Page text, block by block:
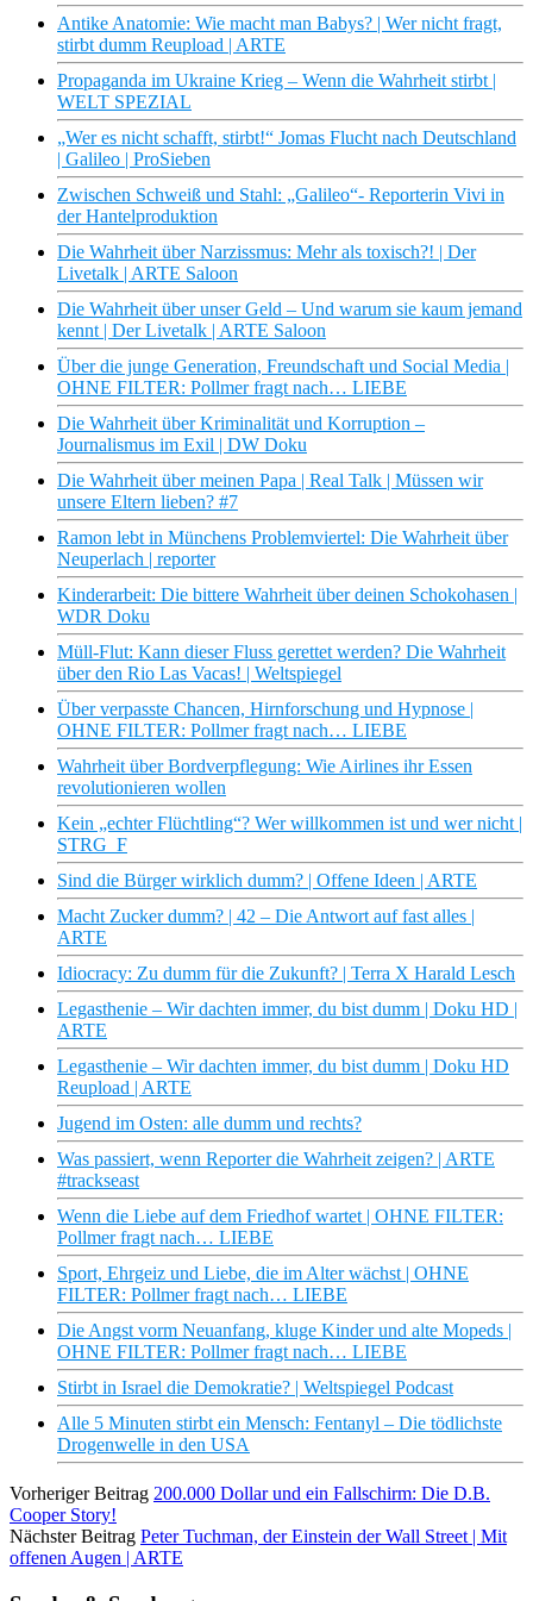
Antike Anatomie: Wie macht man Babys? | Wer nicht fragt,
stirbt dumm Reupload | ARTE
Propaganda im Ukraine Krieg – Wenn die Wahrheit stirbt |
WELT SPEZIAL
„Wer es nicht schafft, stirbt!“ Jomas Flucht nach Deutschland
| Galileo | ProSieben
Zwischen Schweiß und Stahl: „Galileo“- Reporterin Vivi in
der Hantelproduktion
Die Wahrheit über Narzissmus: Mehr als toxisch?! | Der
Livetalk | ARTE Saloon
Die Wahrheit über unser Geld – Und warum sie kaum jemand
kennt | Der Livetalk | ARTE Saloon
Über die junge Generation, Freundschaft und Social Media |
OHNE FILTER: Pollmer fragt nach… LIEBE
Die Wahrheit über Kriminalität und Korruption –
Journalismus im Exil | DW Doku
Die Wahrheit über meinen Papa | Real Talk | Müssen wir
unsere Eltern lieben? #7
Ramon lebt in Münchens Problemviertel: Die Wahrheit über
Neuperlach | reporter
Kinderarbeit: Die bittere Wahrheit über deinen Schokohasen |
WDR Doku
Müll-Flut: Kann dieser Fluss gerettet werden? Die Wahrheit
über den Rio Las Vacas! | Weltspiegel
Über verpasste Chancen, Hirnforschung und Hypnose |
OHNE FILTER: Pollmer fragt nach… LIEBE
Wahrheit über Bordverpflegung: Wie Airlines ihr Essen
revolutionieren wollen
Kein „echter Flüchtling“? Wer willkommen ist und wer nicht |
STRG_F
Sind die Bürger wirklich dumm? | Offene Ideen | ARTE
Macht Zucker dumm? | 42 – Die Antwort auf fast alles |
ARTE
Idiocracy: Zu dumm für die Zukunft? | Terra X Harald Lesch
Legasthenie – Wir dachten immer, du bist dumm | Doku HD |
ARTE
Legasthenie – Wir dachten immer, du bist dumm | Doku HD
Reupload | ARTE
Jugend im Osten: alle dumm und rechts?
Was passiert, wenn Reporter die Wahrheit zeigen? | ARTE
#trackseast
Wenn die Liebe auf dem Friedhof wartet | OHNE FILTER:
Pollmer fragt nach… LIEBE
Sport, Ehrgeiz und Liebe, die im Alter wächst | OHNE
FILTER: Pollmer fragt nach… LIEBE
Die Angst vorm Neuanfang, kluge Kinder und alte Mopeds |
OHNE FILTER: Pollmer fragt nach… LIEBE
Stirbt in Israel die Demokratie? | Weltspiegel Podcast
Alle 5 Minuten stirbt ein Mensch: Fentanyl – Die tödlichste
Drogenwelle in den USA
Vorheriger Beitrag 200.000 Dollar und ein Fallschirm: Die D.B.
Cooper Story!
Nächster Beitrag Peter Tuchman, der Einstein der Wall Street | Mit
offenen Augen | ARTE